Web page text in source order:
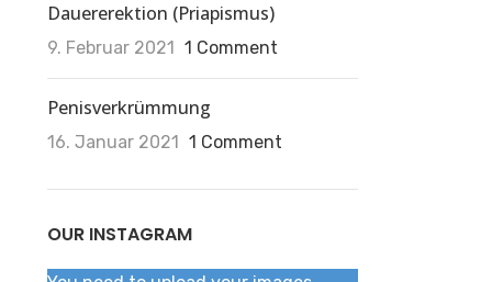
Dauererektion (Priapismus)
9. Februar 2021 1 Comment
Penisverkrümmung
16. Januar 2021 1 Comment
OUR INSTAGRAM